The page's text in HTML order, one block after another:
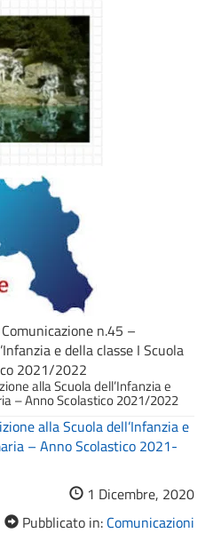
Comunicazione n.45 –
e della classe I Scuola
2021/2022
alla Scuola dell’Infanzia e
– Anno Scolastico 2021/2022
alla Scuola dell’Infanzia e
– Anno Scolastico 2021-
1 Dicembre, 2020
Pubblicato in: Comunicazioni